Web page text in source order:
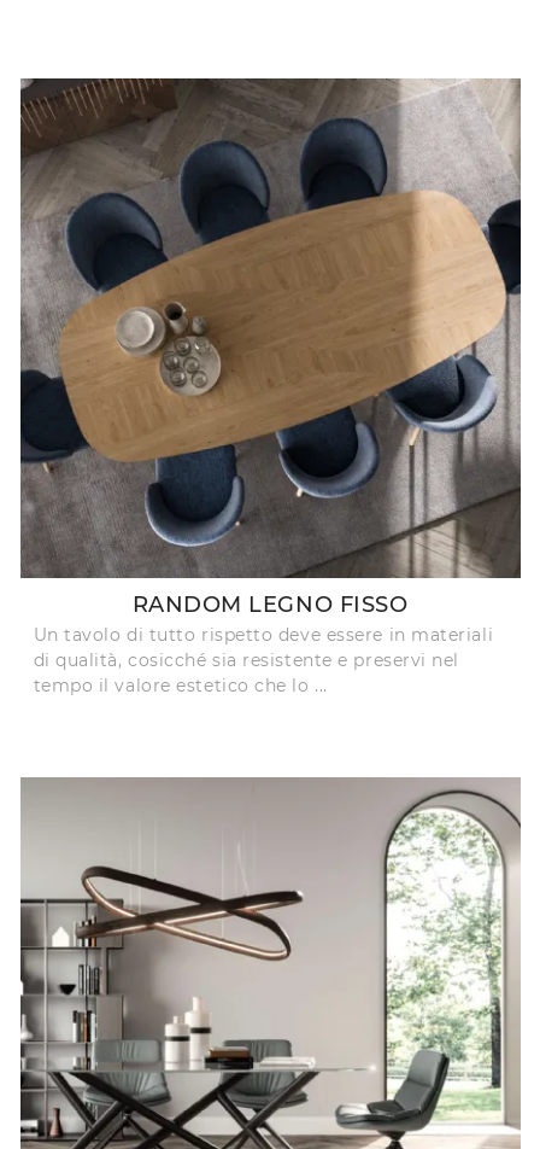
RANDOM LEGNO FISSO
Un tavolo di tutto rispetto deve essere in materiali
di qualità, cosicché sia resistente e preservi nel
tempo il valore estetico che lo ...